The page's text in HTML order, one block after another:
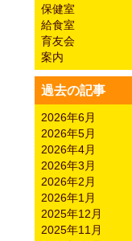
保健室
給食室
育友会
案内
過去の記事
2026年6月
2026年5月
2026年4月
2026年3月
2026年2月
2026年1月
2025年12月
2025年11月